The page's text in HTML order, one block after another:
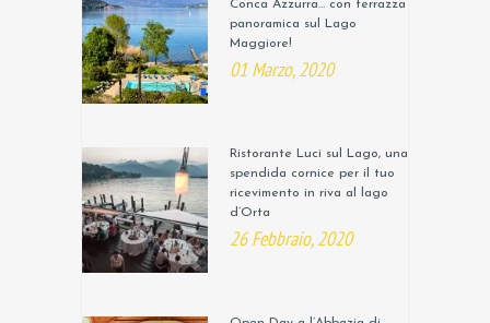
Conca Azzurra… con terrazza
panoramica sul Lago
Maggiore!
01 Marzo, 2020
Ristorante Luci sul Lago, una
spendida cornice per il tuo
ricevimento in riva al lago
d’Orta
26 Febbraio, 2020